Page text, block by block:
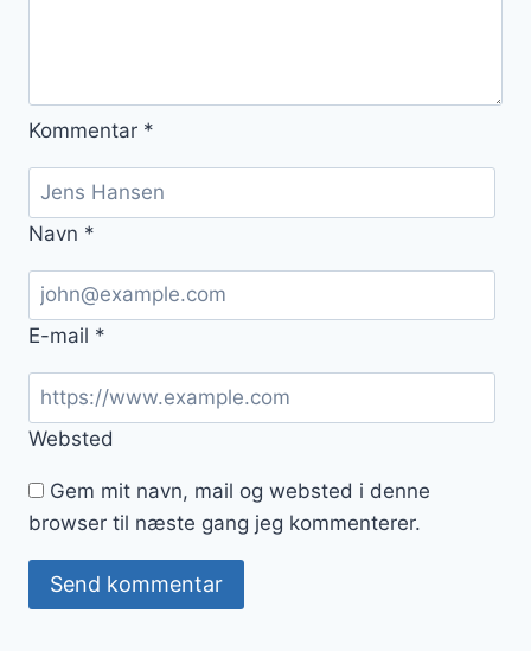
Kommentar *
Navn *
E-mail *
Websted
Gem mit navn, mail og websted i denne
browser til næste gang jeg kommenterer.